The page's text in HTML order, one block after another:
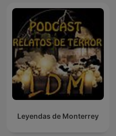
Leyendas de Monterrey